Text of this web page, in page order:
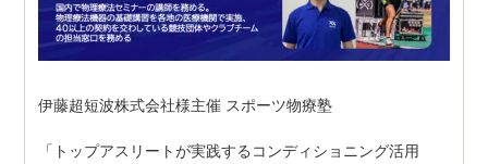
伊藤超短波株式会社様主催 スポーツ物療塾
「トップアスリートが実践するコンディショニング活用